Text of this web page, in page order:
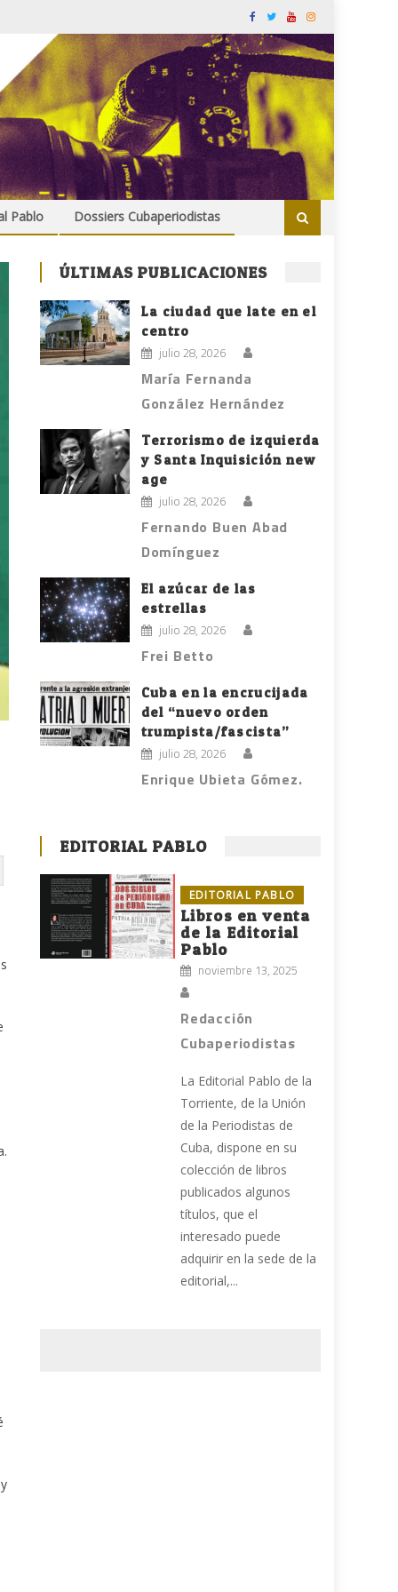
Pablo Dossiers Cubaperiodistas
ÚLTIMAS PUBLICACIONES
La ciudad que late en el
centro
julio 28, 2026
María Fernanda
González Hernández
Terrorismo de izquierda
y Santa Inquisición new
age
julio 28, 2026
Fernando Buen Abad
Domínguez
El azúcar de las
estrellas
julio 28, 2026
Frei Betto
Cuba en la encrucijada
del “nuevo orden
trumpista/fascista”
julio 28, 2026
Enrique Ubieta Gómez.
EDITORIAL PABLO
EDITORIAL PABLO
Libros en venta
de la Editorial
Pablo
noviembre 13, 2025
Redacción
Cubaperiodistas
La Editorial Pablo de la
Torriente, de la Unión
de la Periodistas de
Cuba, dispone en su
colección de libros
publicados algunos
títulos, que el
interesado puede
adquirir en la sede de la
editorial,...